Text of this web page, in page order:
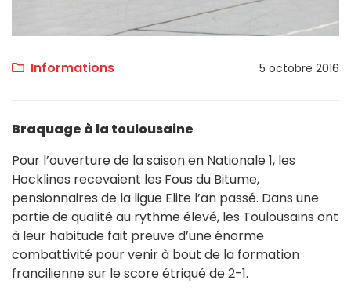
Informations 5 octobre 2016
Braquage à la toulousaine
Pour l’ouverture de la saison en Nationale 1, les
Hocklines recevaient les Fous du Bitume,
pensionnaires de la ligue Elite l’an passé. Dans une
partie de qualité au rythme élevé, les Toulousains ont
à leur habitude fait preuve d’une énorme
combattivité pour venir à bout de la formation
francilienne sur le score étriqué de 2-1.